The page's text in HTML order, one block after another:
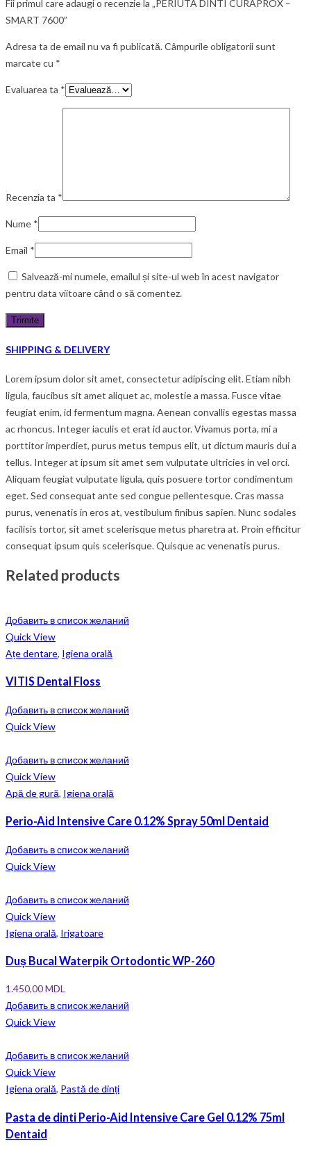
Fii primul care adaugi o recenzie la „PERIUTA DINTI CURAPROX –
SMART 7600”
Adresa ta de email nu va fi publicată.Câmpurile obligatorii sunt
marcate cu *
Evaluarea ta *
Recenzia ta *
Nume *
Email *
Salvează-mi numele, emailul și site-ul web în acest navigator
pentru data viitoare când o să comentez.
SHIPPING & DELIVERY
Lorem ipsum dolor sit amet, consectetur adipiscing elit. Etiam nibh
ligula, faucibus sit amet aliquet ac, molestie a massa. Fusce vitae
feugiat enim, id fermentum magna. Aenean convallis egestas massa
ac rhoncus. Integer iaculis et erat id auctor. Vivamus porta, mi a
porttitor imperdiet, purus metus tempus elit, ut dictum mauris dui a
tellus. Integer at ipsum sit amet sem vulputate ultricies in vel orci.
Aliquam feugiat vulputate ligula, quis posuere tortor condimentum
eget. Sed consequat ante sed congue pellentesque. Cras massa
purus, venenatis in eros at, vestibulum finibus sapien. Nunc sodales
facilisis tortor, sit amet scelerisque metus pharetra at. Proin efficitur
consequat ipsum quis scelerisque. Quisque ac venenatis purus.
Related products
Добавить в список желаний
Quick View
Ațe dentare, Igiena orală
VITIS Dental Floss
Добавить в список желаний
Quick View
Добавить в список желаний
Quick View
Apă de gură, Igiena orală
Perio-Aid Intensive Care 0.12% Spray 50ml Dentaid
Добавить в список желаний
Quick View
Добавить в список желаний
Quick View
Igiena orală, Irigatoare
Duș Bucal Waterpik Ortodontic WP-260
1.450,00MDL
Добавить в список желаний
Quick View
Добавить в список желаний
Quick View
Igiena orală, Pastă de dinți
Pasta de dinti Perio-Aid Intensive Care Gel 0.12% 75ml
Dentaid